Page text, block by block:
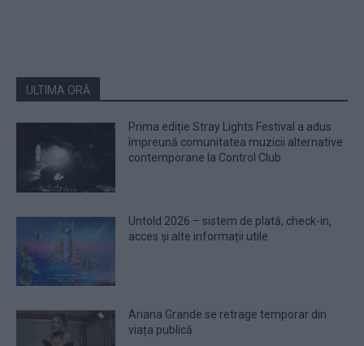
ULTIMA ORĂ
Prima ediție Stray Lights Festival a adus
împreună comunitatea muzicii alternative
contemporane la Control Club
Untold 2026 – sistem de plată, check-in,
acces și alte informații utile
Ariana Grande se retrage temporar din
viața publică